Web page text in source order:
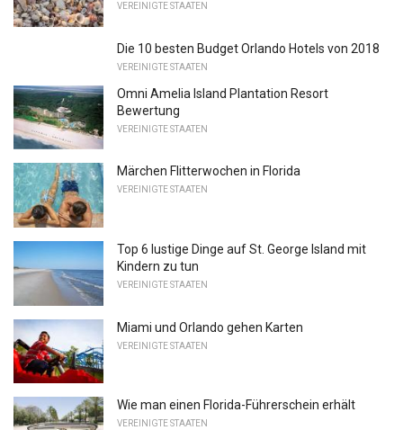
VEREINIGTE STAATEN
Die 10 besten Budget Orlando Hotels von 2018
VEREINIGTE STAATEN
Omni Amelia Island Plantation Resort
Bewertung
VEREINIGTE STAATEN
Märchen Flitterwochen in Florida
VEREINIGTE STAATEN
Top 6 lustige Dinge auf St. George Island mit
Kindern zu tun
VEREINIGTE STAATEN
Miami und Orlando gehen Karten
VEREINIGTE STAATEN
Wie man einen Florida-Führerschein erhält
VEREINIGTE STAATEN